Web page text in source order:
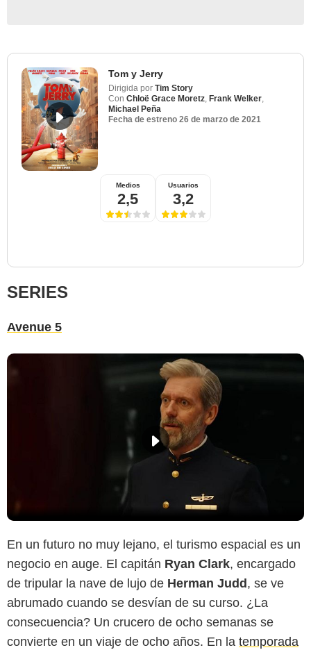
Tom y Jerry
Dirigida por Tim Story
Con Chloë Grace Moretz, Frank Welker,
Michael Peña
Fecha de estreno 26 de marzo de 2021
Medios
2,5
Usuarios
3,2
SERIES
Avenue 5
En un futuro no muy lejano, el turismo espacial es un
negocio en auge. El capitán Ryan Clark, encargado
de tripular la nave de lujo de Herman Judd, se ve
abrumado cuando se desvían de su curso. ¿La
consecuencia? Un crucero de ocho semanas se
convierte en un viaje de ocho años. En la temporada